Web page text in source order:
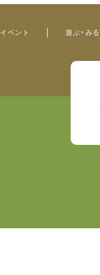
イベント 遊ぶ・みる